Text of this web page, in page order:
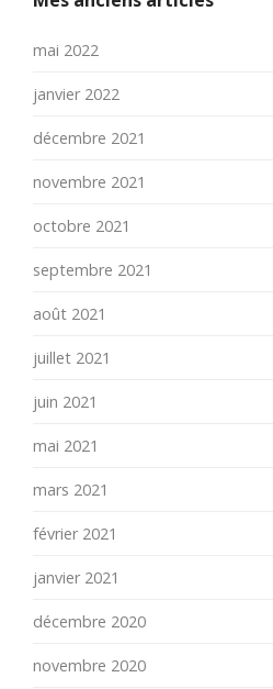
mai 2022
janvier 2022
décembre 2021
novembre 2021
octobre 2021
septembre 2021
août 2021
juillet 2021
juin 2021
mai 2021
mars 2021
février 2021
janvier 2021
décembre 2020
novembre 2020